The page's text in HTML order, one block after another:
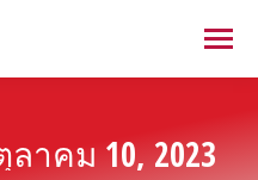
ลาคม 10, 2023